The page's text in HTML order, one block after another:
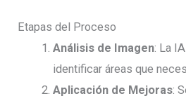
Etapas del Proceso
Análisis de Imagen: La
identificar áreas que
Aplicación de Mejoras: